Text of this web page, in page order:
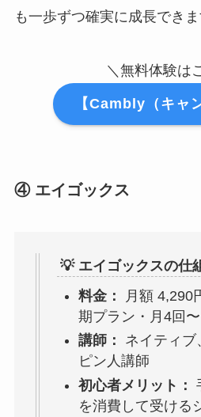
も一歩ずつ確実に成長できま
＼無料体験は
【Cambly（キャ
④ エイゴックス
💡 エイゴックスの仕
料金：
月額 4,290
期プラン・月4回〜
講師：
ネイティブ
ピン人講師
初心者メリット：
を消費して受ける